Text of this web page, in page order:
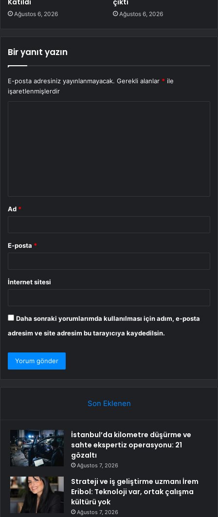
Katıldı
Ağustos 6, 2026
çıktı
Ağustos 6, 2026
Bir yanıt yazın
E-posta adresiniz yayınlanmayacak. Gerekli alanlar * ile
işaretlenmişlerdir
Ad *
E-posta *
İnternet sitesi
Daha sonraki yorumlarımda kullanılması için adım, e-posta
adresim ve site adresim bu tarayıcıya kaydedilsin.
Son Eklenen
İstanbul’da kilometre düşürme ve
sahte ekspertiz operasyonu: 21
gözaltı
Ağustos 7, 2026
Strateji ve iş geliştirme uzmanı İrem
Eribol: Teknoloji var, ortak çalışma
kültürü yok
Ağustos 7, 2026